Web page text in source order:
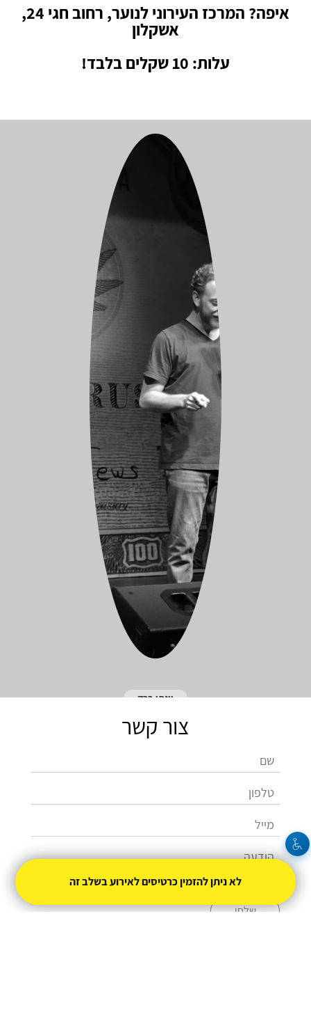
איפה? המרכז העירוני לנוער, רחוב חגי 24,
אשקלון
עלות: 10 שקלים בלבד!
יונתן ברק
צור קשר
שלחו
לא ניתן להזמין כרטיסים לאירוע בשלב זה